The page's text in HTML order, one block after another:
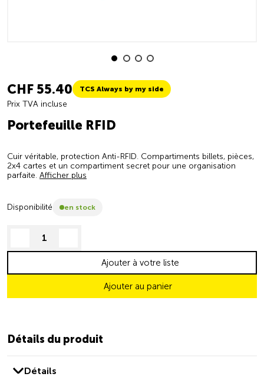
CHF 55.40 TCS Always by my side
Prix TVA incluse
Portefeuille RFID
Cuir véritable, protection Anti-RFID. Compartiments billets, pièces,
2x4 cartes et un compartiment secret pour une organisation
parfaite. Afficher plus
Disponibilité en stock
decrease quantity
Ajouter au panier
Ajouter à votre liste
Détails du produit
Détails